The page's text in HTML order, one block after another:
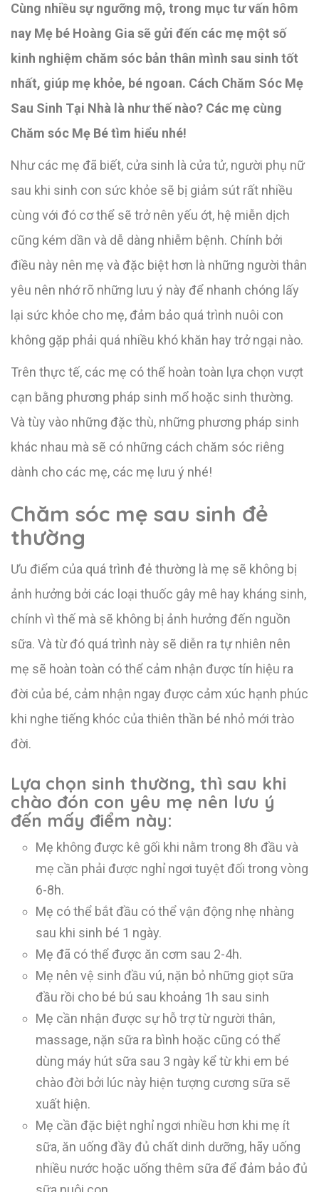
Cùng nhiều sự ngưỡng mộ, trong mục tư vấn hôm
nay Mẹ bé Hoàng Gia sẽ gửi đến các mẹ một số
kinh nghiệm chăm sóc bản thân mình sau sinh tốt
nhất, giúp mẹ khỏe, bé ngoan. Cách Chăm Sóc Mẹ
Sau Sinh Tại Nhà là như thế nào? Các mẹ cùng
Chăm sóc Mẹ Bé tìm hiểu nhé!
Như các mẹ đã biết, cửa sinh là cửa tử, người phụ nữ
sau khi sinh con sức khỏe sẽ bị giảm sút rất nhiều
cùng với đó cơ thể sẽ trở nên yếu ớt, hệ miễn dịch
cũng kém dần và dễ dàng nhiễm bệnh. Chính bởi
điều này nên mẹ và đặc biệt hơn là những người thân
yêu nên nhớ rõ những lưu ý này để nhanh chóng lấy
lại sức khỏe cho mẹ, đảm bảo quá trình nuôi con
không gặp phải quá nhiều khó khăn hay trở ngại nào.
Trên thực tế, các mẹ có thể hoàn toàn lựa chọn vượt
cạn bằng phương pháp sinh mổ hoặc sinh thường.
Và tùy vào những đặc thù, những phương pháp sinh
khác nhau mà sẽ có những cách chăm sóc riêng
dành cho các mẹ, các mẹ lưu ý nhé!
Chăm sóc mẹ sau sinh đẻ
thường
Ưu điểm của quá trình đẻ thường là mẹ sẽ không bị
ảnh hưởng bởi các loại thuốc gây mê hay kháng sinh,
chính vì thế mà sẽ không bị ảnh hưởng đến nguồn
sữa. Và từ đó quá trình này sẽ diễn ra tự nhiên nên
mẹ sẽ hoàn toàn có thể cảm nhận được tín hiệu ra
đời của bé, cảm nhận ngay được cảm xúc hạnh phúc
khi nghe tiếng khóc của thiên thần bé nhỏ mới trào
đời.
Lựa chọn sinh thường, thì sau khi
chào đón con yêu mẹ nên lưu ý
đến mấy điểm này:
Mẹ không được kê gối khi nằm trong 8h đầu và
mẹ cần phải được nghỉ ngơi tuyệt đối trong vòng
6-8h.
Mẹ có thể bắt đầu có thể vận động nhẹ nhàng
sau khi sinh bé 1 ngày.
Mẹ đã có thể được ăn cơm sau 2-4h.
Mẹ nên vệ sinh đầu vú, nặn bỏ những giọt sữa
đầu rồi cho bé bú sau khoảng 1h sau sinh
Mẹ cần nhận được sự hỗ trợ từ người thân,
massage, nặn sữa ra bình hoặc cũng có thể
dùng máy hút sữa sau 3 ngày kể từ khi em bé
chào đời bởi lúc này hiện tượng cương sữa sẽ
xuất hiện.
Mẹ cần đặc biệt nghỉ ngơi nhiều hơn khi mẹ ít
sữa, ăn uống đầy đủ chất dinh dưỡng, hãy uống
nhiều nước hoặc uống thêm sữa để đảm bảo đủ